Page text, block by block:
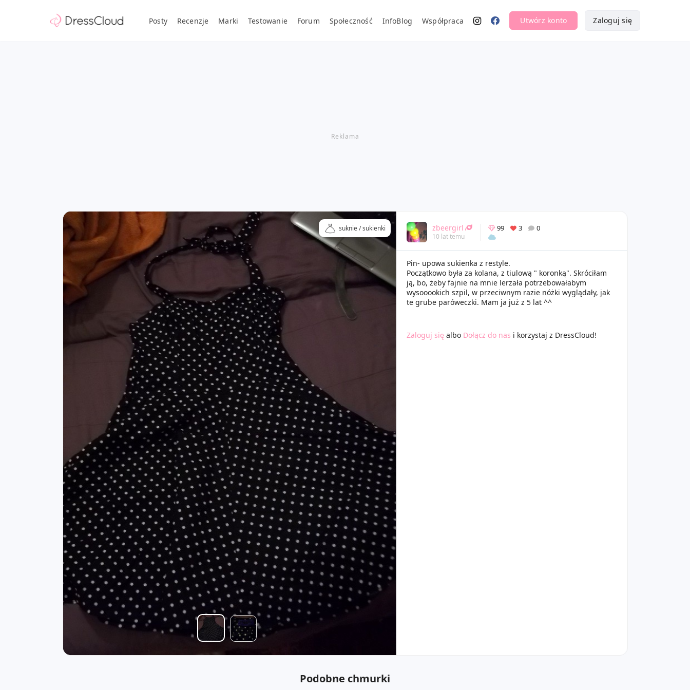
Posty Recenzje Marki Testowanie Forum Społeczność InfoBlog Współpraca Utwórz konto Zaloguj się
suknie / sukienki zbeergirl
10 lat temu
99 3 0
Pin- upowa sukienka z restyle.
Początkowo była za kolana, z tiulową " koronką". Skróciłam
ją, bo, żeby fajnie na mnie lerzała potrzebowałabym
wysooookich szpil, w przeciwnym razie nóżki wyglądały, jak
te grube paróweczki. Mam ja już z 5 lat ^^
Zaloguj się albo Dołącz do nas i korzystaj z DressCloud!
Podobne chmurki